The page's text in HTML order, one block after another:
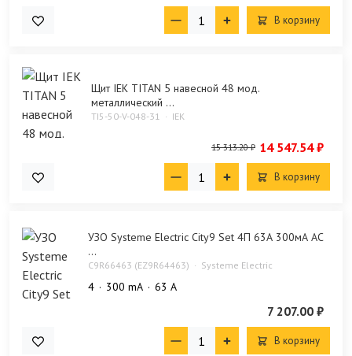
В корзину
Щит IEK TITAN 5 навесной 48 мод.
металлический ...
TI5-50-V-048-31 IEK
15 313.20 ₽ 14 547.54 ₽
В корзину
УЗО Systeme Electric City9 Set 4П 63А 300мА AC
...
C9R66463 (EZ9R64463) Systeme Electric
4 300 mA 63 А
7 207.00 ₽
В корзину